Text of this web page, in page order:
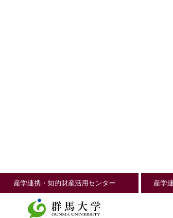
産学連携・知的財産活用センター 産学